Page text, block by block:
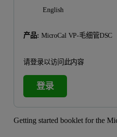
English
产品: MicroCal VP-毛细管DSC
请登录以访问此内容
登录
Getting started booklet for the